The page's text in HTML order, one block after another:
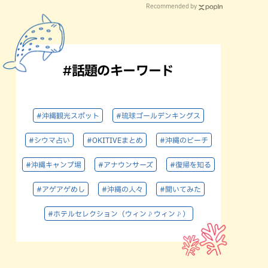
Recommended by
#話題のキーワード
#沖縄観光スポット #琉球ゴールデンキングス
#シウマ占い #OKITIVEまとめ #沖縄のビーチ
#沖縄キャンプ場 #アナウンサーズ #復帰を知る
#アゲアゲめし #沖縄の人々 #聞いてみた
#ホテルセレクション（ウィン♪ウィン♪）